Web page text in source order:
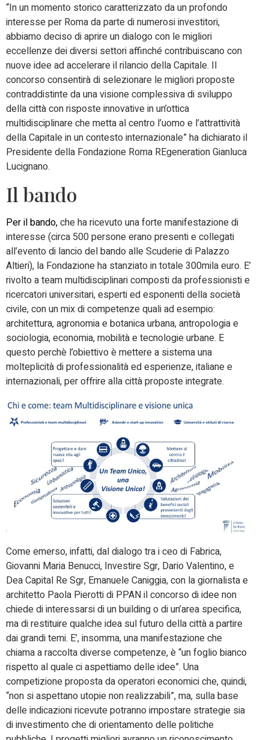
“In un momento storico caratterizzato da un profondo
interesse per Roma da parte di numerosi investitori,
abbiamo deciso di aprire un dialogo con le migliori
eccellenze dei diversi settori affinché contribuiscano con
nuove idee ad accelerare il rilancio della Capitale. Il
concorso consentirà di selezionare le migliori proposte
contraddistinte da una visione complessiva di sviluppo
della città con risposte innovative in un’ottica
multidisciplinare che metta al centro l’uomo e l’attrattività
della Capitale in un contesto internazionale” ha dichiarato il
Presidente della Fondazione Roma REgeneration Gianluca
Lucignano.
Il bando
Per il bando,che ha ricevuto una forte manifestazione di
interesse (circa 500 persone erano presenti e collegati
all’evento di lancio del bando alle Scuderie di Palazzo
Altieri), la Fondazione ha stanziato in totale 300mila euro. E’
rivolto a team multidisciplinari composti da professionisti e
ricercatori universitari, esperti ed esponenti della società
civile, con un mix di competenze quali ad esempio:
architettura, agronomia e botanica urbana, antropologia e
sociologia, economia, mobilità e tecnologie urbane. E
questo perchè l’obiettivo è mettere a sistema una
molteplicità di professionalità ed esperienze, italiane e
internazionali, per offrire alla città proposte integrate.
Come emerso, infatti, dal dialogo tra i ceo di Fabrica,
Giovanni Maria Benucci, Investire Sgr, Dario Valentino, e
Dea Capital Re Sgr, Emanuele Caniggia, con la giornalista e
architetto Paola Pierotti di PPAN il concorso di idee non
chiede di interessarsi di un building o di un’area specifica,
ma di restituire qualche idea sul futuro della città a partire
dai grandi temi. E’, insomma, una manifestazione che
chiama a raccolta diverse competenze, è “un foglio bianco
rispetto al quale ci aspettiamo delle idee”. Una
competizione proposta da operatori economici che, quindi,
“non si aspettano utopie non realizzabili”, ma, sulla base
delle indicazioni ricevute potranno impostare strategie sia
di investimento che di orientamento delle politiche